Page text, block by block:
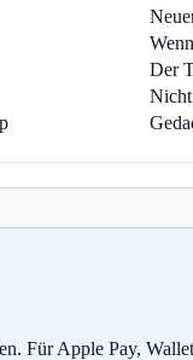
Der
Für Apple Pay,